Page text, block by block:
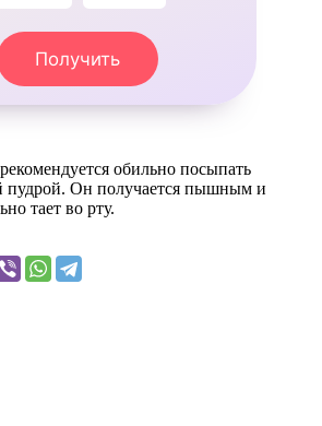
Получить
обильно посыпать
пудрой. Он получается пышным и
тает во рту.